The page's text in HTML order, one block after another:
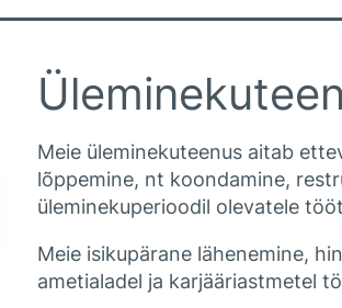
Meie üleminekuteenus aitab
lõppemine, nt koondamine,
üleminekuperioodil olevatele
Meie isikupärane lähenemine,
ametialadel ja karjääriastmetel